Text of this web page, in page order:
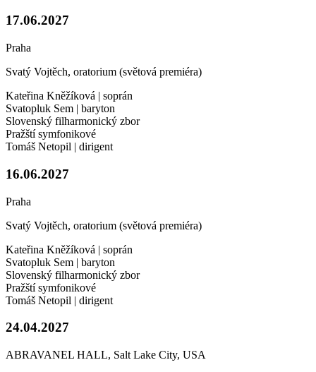
17.06.2027
Praha
Svatý Vojtěch, oratorium (světová premiéra)
Kateřina Kněžíková | soprán
Svatopluk Sem | baryton
Slovenský filharmonický zbor
Pražští symfonikové
Tomáš Netopil | dirigent
16.06.2027
Praha
Svatý Vojtěch, oratorium (světová premiéra)
Kateřina Kněžíková | soprán
Svatopluk Sem | baryton
Slovenský filharmonický zbor
Pražští symfonikové
Tomáš Netopil | dirigent
24.04.2027
ABRAVANEL HALL, Salt Lake City, USA